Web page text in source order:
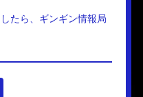
たら、ギンギン情報局